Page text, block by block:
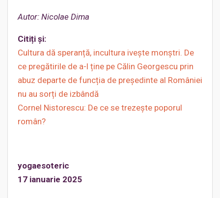
Autor: Nicolae Dima
Citiți și:
Cultura dă speranță, incultura ivește monștri. De
ce pregătirile de a-l ține pe Călin Georgescu prin
abuz departe de funcția de președinte al României
nu au sorți de izbândă
Cornel Nistorescu: De ce se trezește poporul
român?
yogaesoteric
17 ianuarie 2025